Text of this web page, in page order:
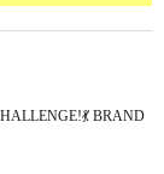
BRAND